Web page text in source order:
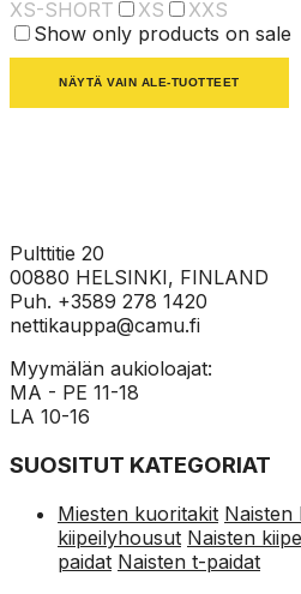
XS-SHORT
XS
XXS
Show only products on sale
NÄYTÄ VAIN ALE-TUOTTEET
Pulttitie 20
00880 HELSINKI, FINLAND
Puh. +3589 278 1420
nettikauppa@camu.fi
Myymälän aukioloajat:
MA - PE 11-18
LA 10-16
SUOSITUT KATEGORIAT
Miesten kuoritakit Naisten
kiipeilyhousut Naisten
paidat Naisten t-paidat